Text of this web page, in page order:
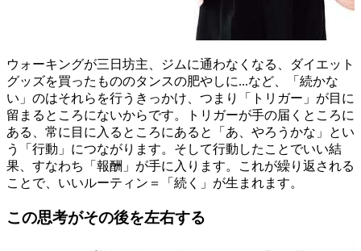
ウォーキングが三日坊主、ジムに通わなくなる、ダイエット
グッズを買ったもののタンスの肥やしに...など、「続かな
い」のはそれらを行うきっかけ、つまり「トリガー」が目に
留まるところにないからです。トリガーが手の届くところに
ある、常に目に入るところにあると「あ、やろうかな」とい
う「行動」につながります。そして行動したことでいい結
果、すなわち「報酬」が手に入ります。これが繰り返される
ことで、いいルーティン＝「続く」が生まれます。
この思考がその後を左右する